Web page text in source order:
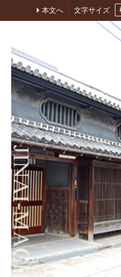
本文へ 文字サイズ